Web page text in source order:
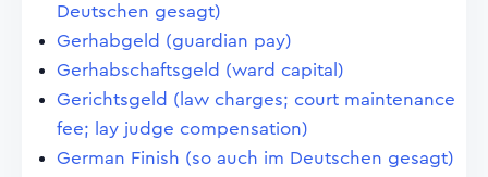
Deutschen gesagt)
Gerhabgeld (guardian pay)
Gerhabschaftsgeld (ward capital)
Gerichtsgeld (law charges; court maintenance
fee; lay judge compensation)
German Finish (so auch im Deutschen gesagt)